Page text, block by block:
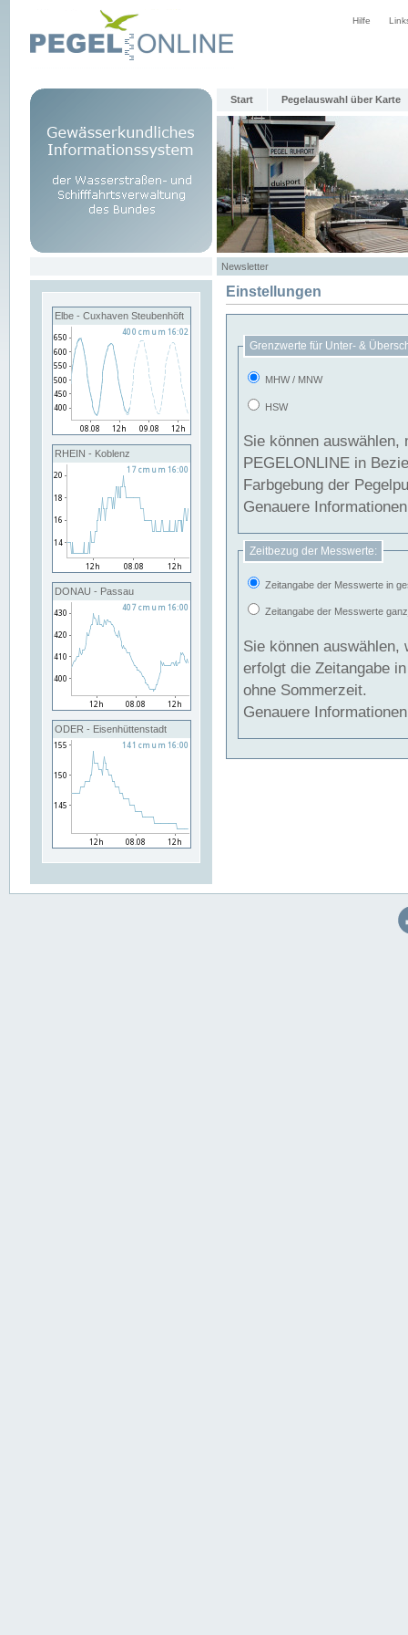
Hilfe
Start Pegelauswahl über Karte
Newsletter
Elbe - Cuxhaven Steubenhöft
RHEIN - Koblenz
DONAU - Passau
ODER - Eisenhüttenstadt
Einstellungen
Grenzwerte für Unter- &
MHW / MNW
HSW
Sie können
PEGELONLINE in Beziehung
Farbgebung der
Genauere
Zeitbezug der Messwerte:
Zeitangabe der Messwerte in
Zeitangabe der Messwerte
Sie können auswählen,
erfolgt die Zeitangabe
ohne Sommerzeit.
Genauere